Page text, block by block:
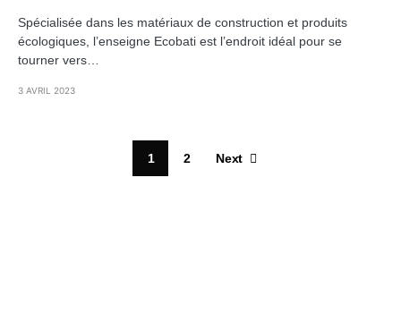
Spécialisée dans les matériaux de construction et produits
écologiques, l’enseigne Ecobati est l’endroit idéal pour se
tourner vers…
3 AVRIL 2023
1 2 Next